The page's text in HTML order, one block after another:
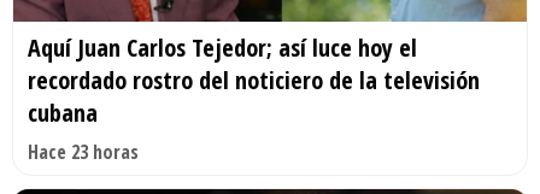
Aquí Juan Carlos Tejedor; así luce hoy el
recordado rostro del noticiero de la televisión
cubana
Hace 23 horas